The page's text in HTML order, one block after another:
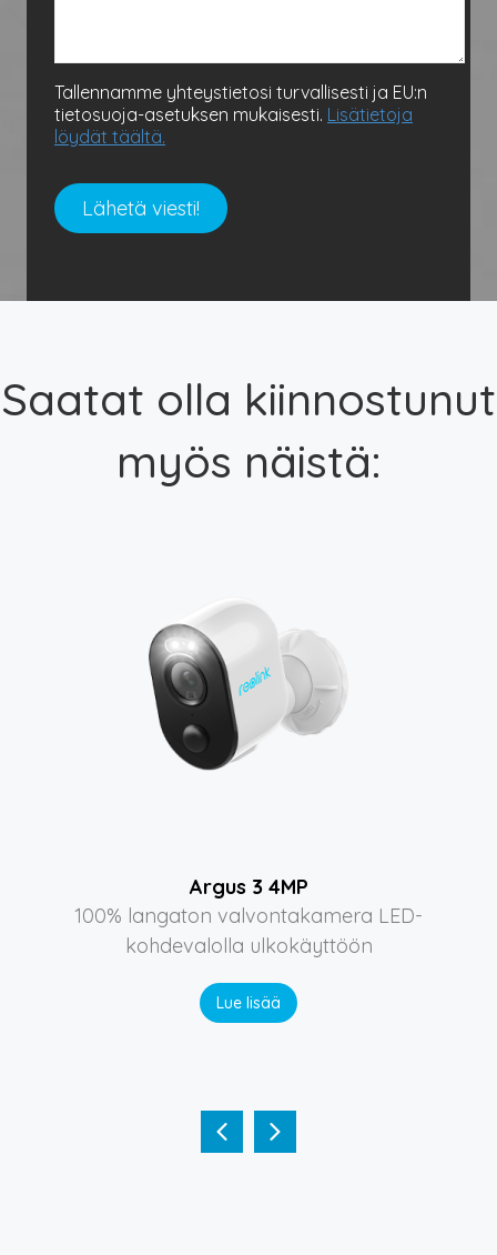
Tallennamme yhteystietosi turvallisesti ja EU:n
tietosuoja-asetuksen mukaisesti. Lisätietoja
löydät täältä.
Saatat olla kiinnostunut
myös näistä:
Argus 3 4MP
100% langaton valvontakamera LED-
kohdevalolla ulkokäyttöön
Lue lisää